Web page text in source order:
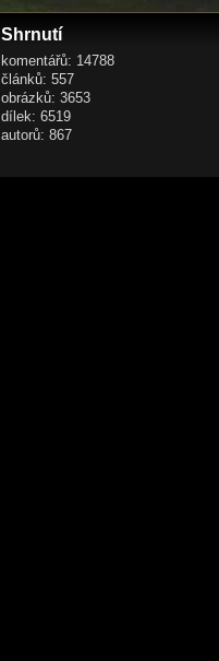
Shrnutí
komentářů: 14788
článků: 557
obrázků: 3653
dílek: 6519
autorů: 867